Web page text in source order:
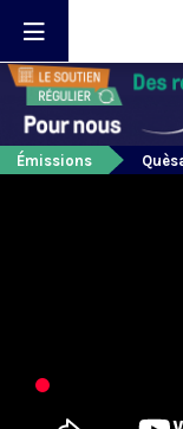
Émissions